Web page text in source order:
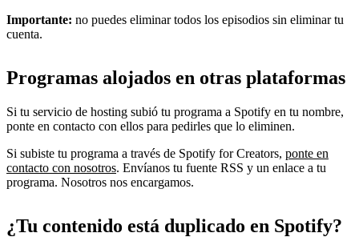
Importante: no puedes eliminar todos los episodios sin eliminar tu
cuenta.
Programas alojados en otras plataformas
Si tu servicio de hosting subió tu programa a Spotify en tu nombre,
ponte en contacto con ellos para pedirles que lo eliminen.
Si subiste tu programa a través de Spotify for Creators, ponte en
contacto con nosotros. Envíanos tu fuente RSS y un enlace a tu
programa. Nosotros nos encargamos.
¿Tu contenido está duplicado en Spotify?